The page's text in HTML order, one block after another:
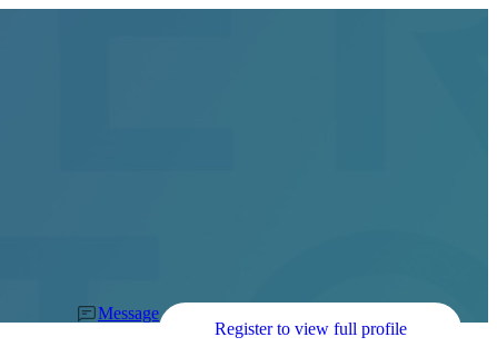
Message
Register to view full profile